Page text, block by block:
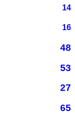
14
16
48
53
27
65